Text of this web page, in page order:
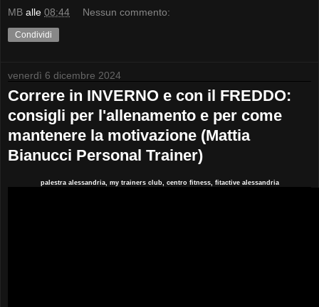
MB alle 08:44 Nessun commento:
Condividi
venerdì 6 dicembre 2024
Correre in INVERNO e con il FREDDO:
consigli per l'allenamento e per come
mantenere la motivazione (Mattia
Bianucci Personal Trainer)
palestra alessandria, my trainers club, centro fitness, fitactive alessandria